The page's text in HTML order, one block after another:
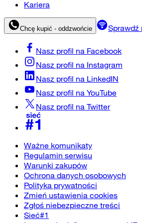
Kariera
Chcę kupić - oddzwońcie Sprawdź
Nasz profil na Facebook
Nasz profil na Instagram
Nasz profil na LinkedIN
Nasz profil na YouTube
Nasz profil na Twitter
Ważne komunikaty
Regulamin serwisu
Warunki zakupów
Ochrona danych osobowych
Polityka prywatności
Zmień ustawienia cookies
Zgłoś niebezpieczne treści
Sieć#1